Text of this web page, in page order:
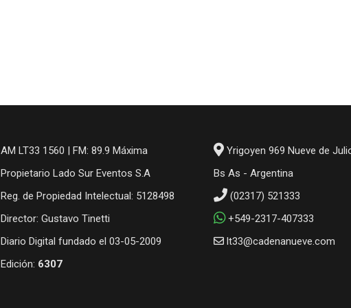
AM LT33 1560 | FM: 89.9 Máxima
Propietario Lado Sur Eventos S.A
Reg. de Propiedad Intelectual: 5128498
Director: Gustavo Tinetti
Diario Digital fundado el 03-05-2009
Edición: 6307
Yrigoyen 969 Nueve de
Bs As - Argentina
(02317) 521333
+549-2317-407333
lt33@cadenanueve.com